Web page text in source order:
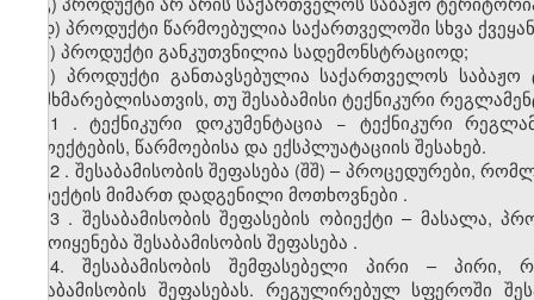
დ) პროდუქტი წარმოებულია საქართველოში სხვა
ე) პროდუქტი განკუთვნილია სადემონსტრაციოდ;
ვ) პროდუქტი განთავსებულია საქართველოს საბაჟო
მომხმარებლისათვის, თუ შესაბამისი ტექნიკური
1 . ტექნიკური დოკუმენტაცია − ტექნიკური
პროექტების, წარმოებისა და ექსპლუატაციის შესახებ.
2. შესაბამისობის შეფასება (შშ)– პროცედურები,
ობიექტის მიმართ დადგენილი მოთხოვნები .
3. შესაბამისობის შეფასების ობიექტი – მასალა,
გამოიყენება შესაბამისობის შეფასება .
14.
შესაბამისობის შემფასებელი პირი – პირი,
შესაბამისობის შეფასებას. რეგულირებულ სფეროში